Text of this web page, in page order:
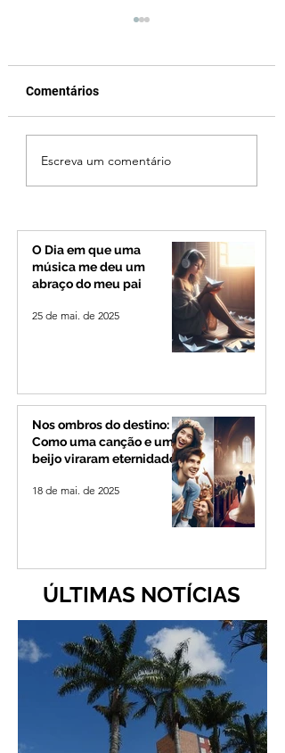
Fechamento da Ponte
Quinca Mariano muda
rotina de turistas e
Minas e Goiás
Comentários
Escreva um comentário
O Dia em que uma
música me deu um
abraço do meu pai
25 de mai. de 2025
Nos ombros do destino:
Como uma canção e um
beijo viraram eternidade
18 de mai. de 2025
ÚLTIMAS NOTÍCIAS